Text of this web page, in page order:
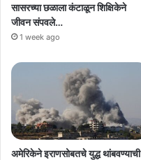
सासरच्या छळाला कंटाळून शिक्षिकेने
जीवन संपवले…
1 week ago
अमेरिकेने इराणसोबतचे युद्ध थांबवण्याची